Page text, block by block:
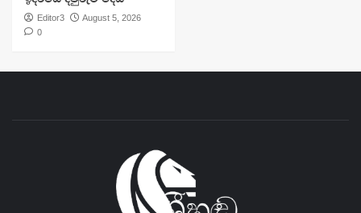
Editor3
August 5, 2026
0